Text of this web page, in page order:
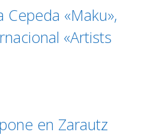
Cepeda «Maku»,
«Artists
en Zarautz